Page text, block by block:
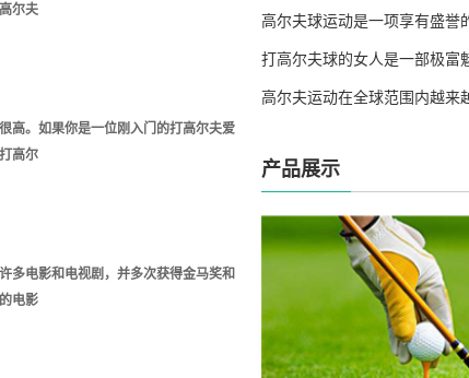
尔夫
高。如果你是一位刚入门的打高尔夫爱
高尔
多电影和电视剧，并多次获得金马奖和
电影
产品展示